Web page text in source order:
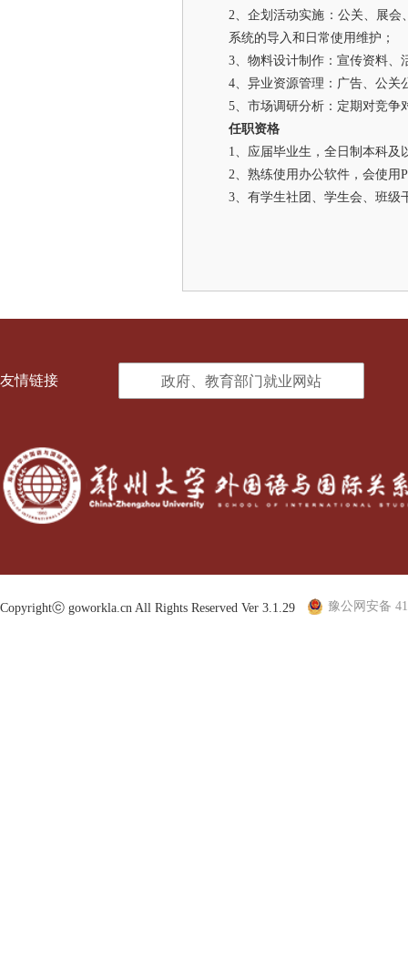
2、企划活动实施：公关、展
系统的导入和日常使用维护；
3、物料设计制作：宣传资料、
4、异业资源管理：广告、公关
5、市场调研分析：定期对竞争
任职资格
1、应届毕业生，全日制本科及
2、熟练使用办公软件，会使用
3、有学生社团、学生会、班级
友情链接 政府、教育部门就业网站
Copyrightⓒ goworkla.cn All Rights Reserved Ver 3.1.29 豫公网安备